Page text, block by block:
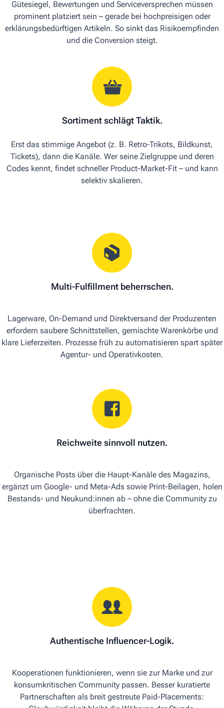
Gütesiegel, Bewertungen und Serviceversprechen müssen
prominent platziert sein – gerade bei hochpreisigen oder
erklärungsbedürftigen Artikeln. So sinkt das Risikoempfinden
und die Conversion steigt.
Sortiment schlägt Taktik.
Erst das stimmige Angebot (z. B. Retro-Trikots, Bildkunst,
Tickets), dann die Kanäle. Wer seine Zielgruppe und deren
Codes kennt, findet schneller Product-Market-Fit – und kann
selektiv skalieren.
Multi-Fulfillment beherrschen.
Lagerware, On-Demand und Direktversand der Produzenten
erfordern saubere Schnittstellen, gemischte Warenkörbe und
klare Lieferzeiten. Prozesse früh zu automatisieren spart später
Agentur- und Operativkosten.
Reichweite sinnvoll nutzen.
Organische Posts über die Haupt-Kanäle des Magazins,
ergänzt um Google- und Meta-Ads sowie Print-Beilagen, holen
Bestands- und Neukund:innen ab – ohne die Community zu
überfrachten.
Authentische Influencer-Logik.
Kooperationen funktionieren, wenn sie zur Marke und zur
konsumkritischen Community passen. Besser kuratierte
Partnerschaften als breit gestreute Paid-Placements: